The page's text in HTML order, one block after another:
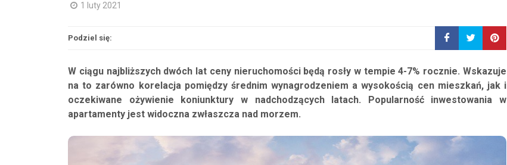
1 luty 2021
Podziel się:
W ciągu najbliższych dwóch lat ceny nieruchomości będą rosły w tempie 4-7% rocznie. Wskazuje
na to zarówno korelacja pomiędzy średnim wynagrodzeniem a wysokością cen mieszkań, jak i
oczekiwane ożywienie koniunktury w nadchodzących latach. Popularność inwestowania w
apartamenty jest widoczna zwłaszcza nad morzem.